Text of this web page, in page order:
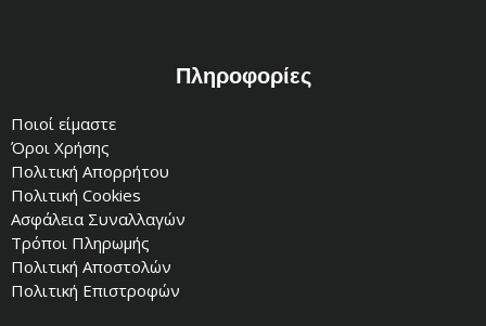
Πληροφορίες
Ποιοί είμαστε
Όροι Χρήσης
Πολιτική Απορρήτου
Πολιτική Cookies
Ασφάλεια Συναλλαγών
Τρόποι Πληρωμής
Πολιτική Αποστολών
Πολιτική Επιστροφών